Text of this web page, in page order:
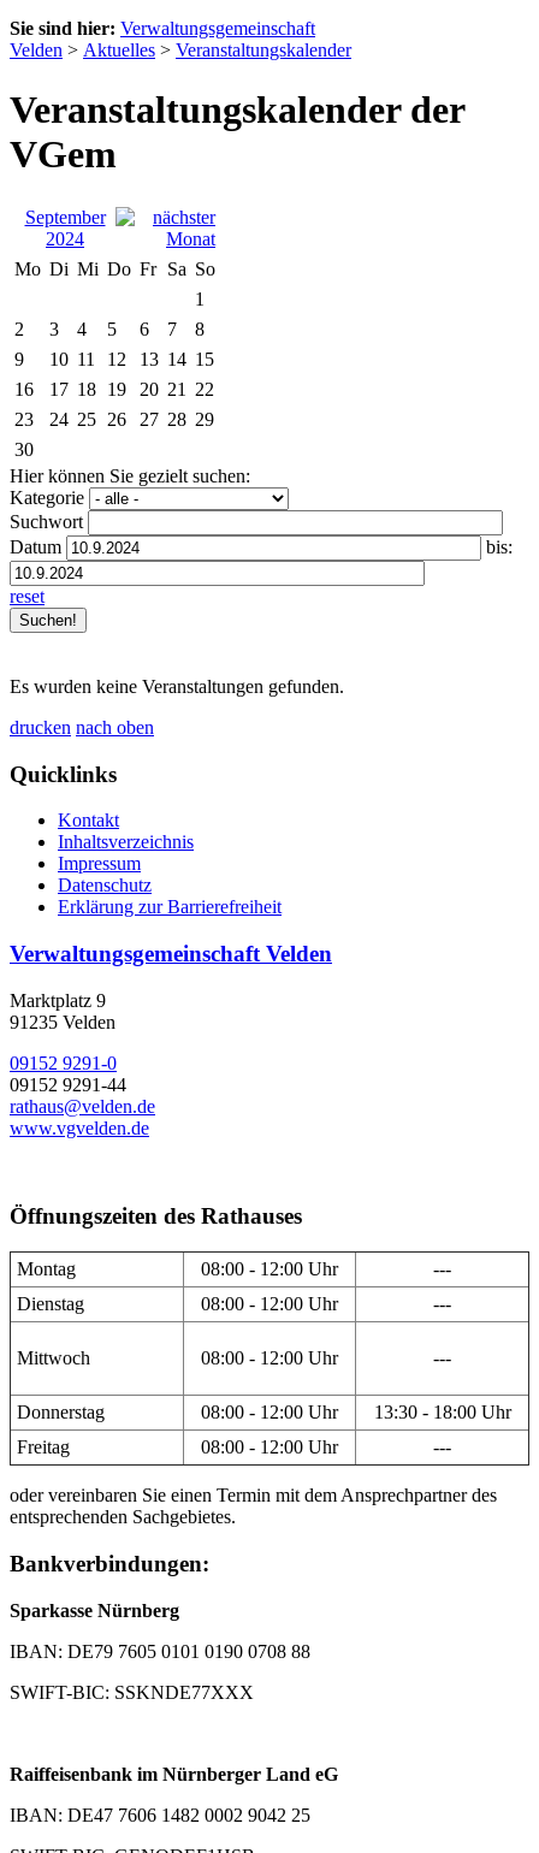
Sie sind hier: Verwaltungsgemeinschaft
Velden > Aktuelles > Veranstaltungskalender
Veranstaltungskalender der
VGem
September
2024
Mo Di Mi Do Fr Sa So
1
2
3 4 5 6 7
8
9
10 11 12 13 14 15
16
17 18 19 20 21
22
23
24 25 26 27 28 29
30
Hier können Sie gezielt suchen:
Kategorie
Suchwort
Datum
bis:
reset
Es wurden keine Veranstaltungen gefunden.
drucken nach oben
Quicklinks
Kontakt
Inhaltsverzeichnis
Impressum
Datenschutz
Erklärung zur Barrierefreiheit
Verwaltungsgemeinschaft Velden
Marktplatz 9
91235 Velden
09152 9291-0
09152 9291-44
rathaus@velden.de
www.vgvelden.de
Öffnungszeiten des Rathauses
Montag 08:00 - 12:00 Uhr
---
Dienstag
08:00 - 12:00 Uhr ---
Mittwoch 08:00 - 12:00 Uhr ---
Donnerstag 08:00 - 12:00 Uhr
13:30 - 18:00 Uhr
Freitag
08:00 - 12:00 Uhr ---
oder vereinbaren Sie einen Termin mit dem Ansprechpartner des
entsprechenden Sachgebietes.
Bankverbindungen:
Sparkasse Nürnberg
IBAN: DE79 7605 0101 0190 0708 88
SWIFT-BIC: SSKNDE77XXX
Raiffeisenbank im Nürnberger Land eG
IBAN: DE47 7606 1482 0002 9042 25